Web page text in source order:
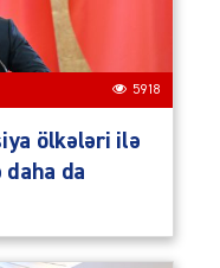
5918
ölkələri ilə
da